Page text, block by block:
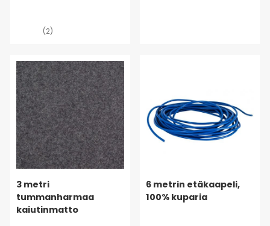
(2)
3 metri
tummanharmaa
kaiutinmatto
6 metrin etäkaapeli,
100% kuparia